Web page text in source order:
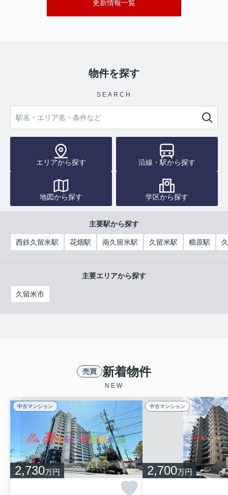
グランピア六ツ門608
1498万円物件詳細へ
2700万円物件詳細へ
２LDKのお部屋を１LDKに変更されてあ
る、築浅のマンションです。
3080万円 物件詳細へ
1年のマンションです。
マンション独特の快適さと災害に強く、安
2026年3月1日 弊社お勧めの中古住宅
鳥栖市蔵上中古住宅
2980万円
物件詳細へ
悠々ホーム施工の平屋中古住宅です。
更新情報一覧
物件を探す
SEARCH
エリアから探す 沿線・駅から探す
地図から探す 学区から探す
主要駅から探す
西鉄久留米駅 花畑駅 南久留米駅 久留米駅 櫛原駅
主要エリアから探す
久留米市
売買 新着物件
NEW
中古マンション
2,730万円
中古マンション
2,700万円